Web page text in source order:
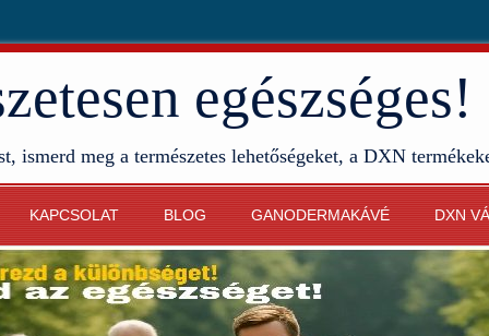
egészséges!
ismerd meg a természetes lehetőségeket, a DXN
KAPCSOLAT BLOG GANODERMAKÁVÉ DXN